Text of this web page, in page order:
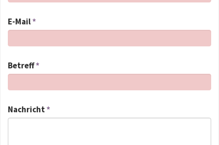
E-Mail*
Betreff*
Nachricht*